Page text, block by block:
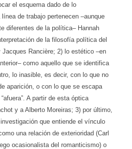
el esquema dado de lo
de trabajo pertenecen –aunque
diferentes de la política– Hannah
de la filosofía política del
Rancière; 2) lo estético –en
como aquello que se identifica
lo inasible, es decir, con lo que no
aparición, o con lo que se escapa
A partir de esta óptica
y a Alberto Moreiras; 3) por último,
que entiende el vínculo
una relación de exterioridad (Carl
ocasionalista del romanticismo) o